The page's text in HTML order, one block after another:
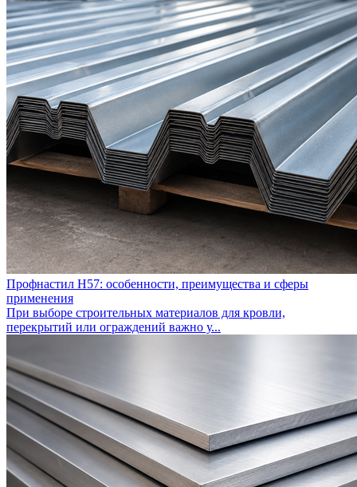
Профнастил Н57: особенности, преимущества и сферы
применения
При выборе строительных материалов для кровли,
перекрытий или ограждений важно у...